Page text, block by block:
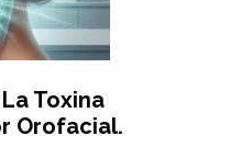
Toxina
Orofacial.